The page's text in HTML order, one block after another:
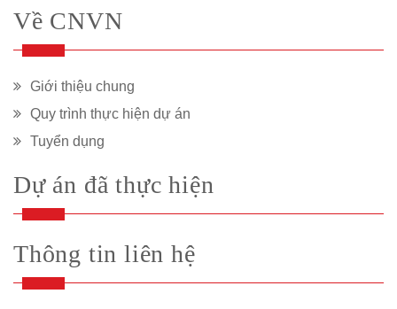
Về CNVN
Giới thiệu chung
Quy trình thực hiện dự án
Tuyển dụng
Dự án đã thực hiện
Thông tin liên hệ